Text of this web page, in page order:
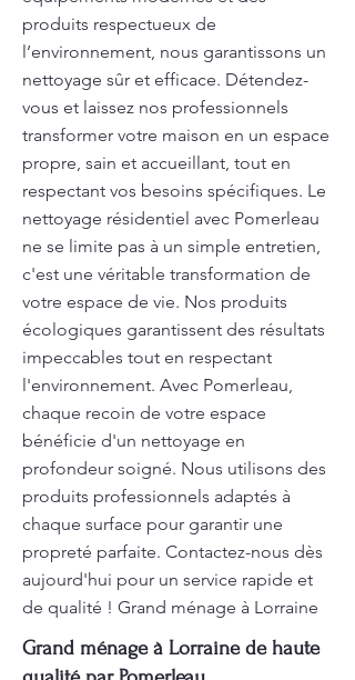
produits respectueux de
l’environnement, nous garantissons un
nettoyage sûr et efficace. Détendez-
vous et laissez nos professionnels
transformer votre maison en un espace
propre, sain et accueillant, tout en
respectant vos besoins spécifiques. Le
nettoyage résidentiel avec Pomerleau
ne se limite pas à un simple entretien,
c'est une véritable transformation de
votre espace de vie. Nos produits
écologiques garantissent des résultats
impeccables tout en respectant
l'environnement. Avec Pomerleau,
chaque recoin de votre espace
bénéficie d'un nettoyage en
profondeur soigné. Nous utilisons des
produits professionnels adaptés à
chaque surface pour garantir une
propreté parfaite. Contactez-nous dès
aujourd'hui pour un service rapide et
de qualité ! Grand ménage à Lorraine
Grand ménage à Lorraine de haute